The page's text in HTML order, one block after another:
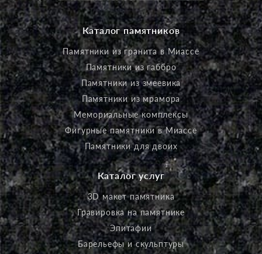
Каталог памятников
Памятники из гранита в Миассе
Памятники из габбро
Памятники из змеевика
Памятники из мрамора
Мемориальные комплексы
Фигурные памятники в Миассе
Памятники для двоих
Каталог услуг
3D макет памятника
Гравировка на памятнике
Эпитафии
Барельефы и скульптуры